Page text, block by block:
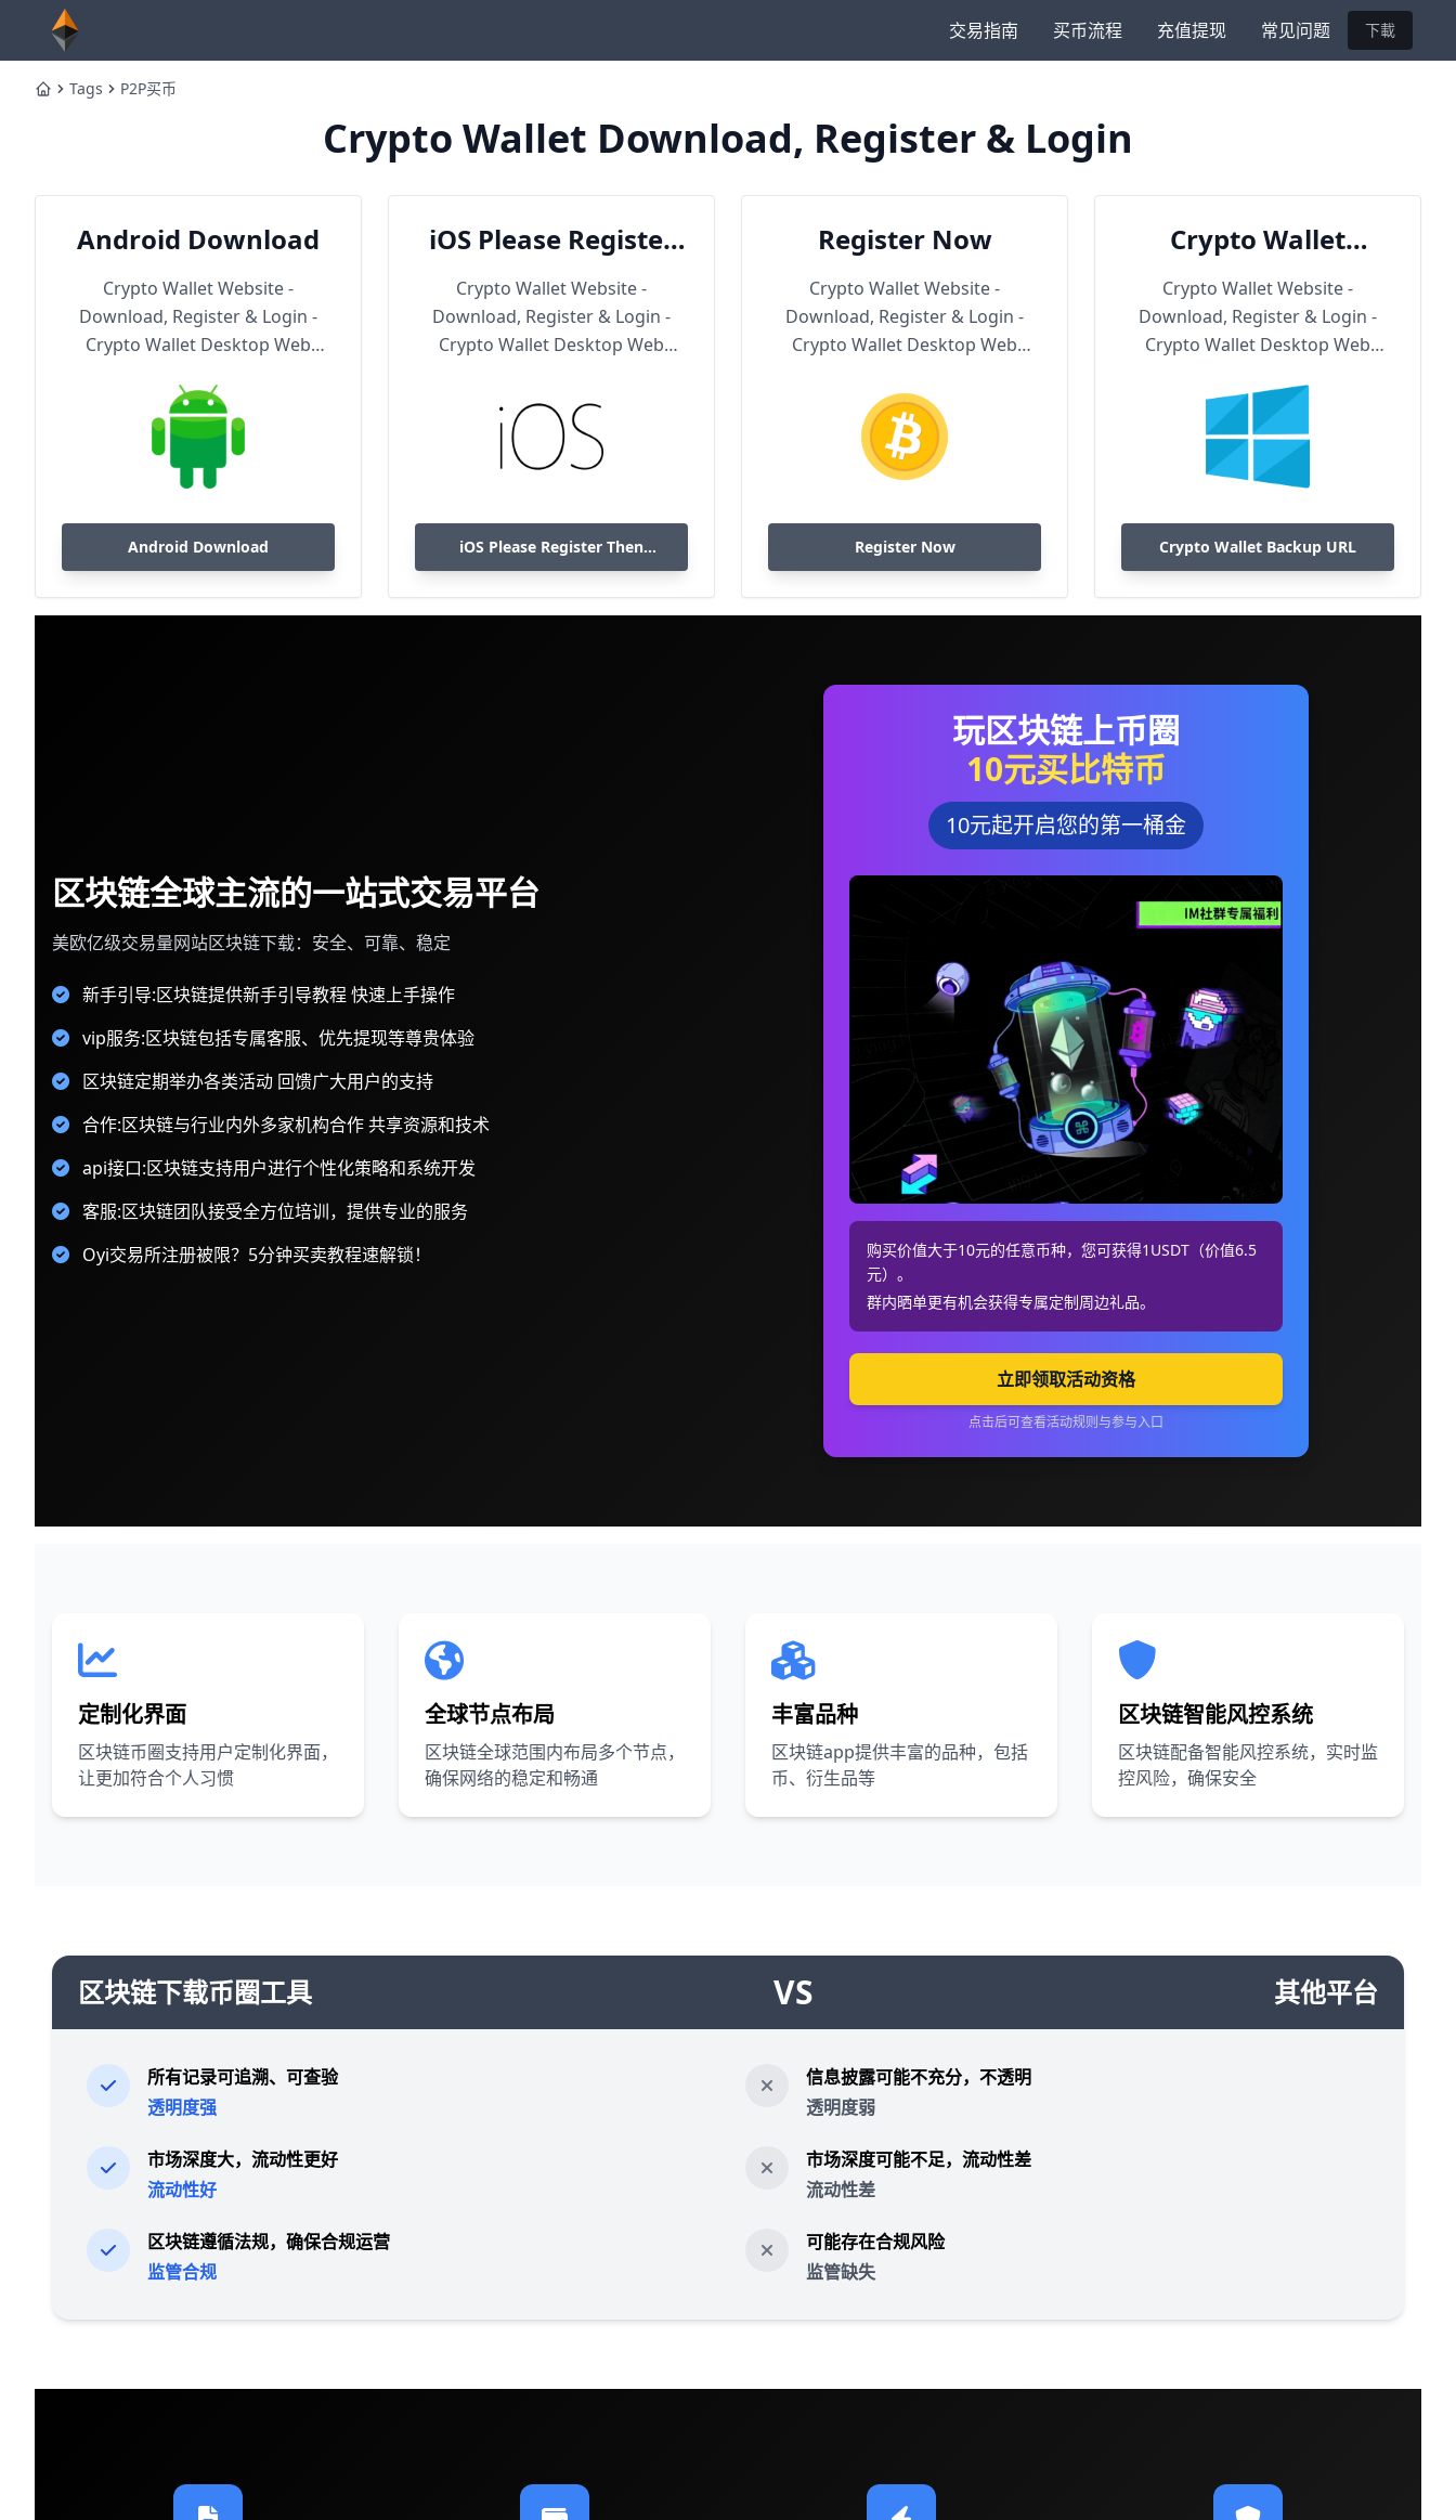
交易指南 买币流程 充值提现 常见问题 下載
HomeTags P2P买币
Crypto Wallet Download, Register & Login
Android Download
Crypto Wallet Website -
Download, Register & Login -
Crypto Wallet Desktop Web
Android Download
iOS Please Register
Then Download
Crypto Wallet Website -
Download, Register & Login -
Crypto Wallet Desktop Web
iOS Please Register Then
Download
Register Now
Crypto Wallet Website -
Download, Register & Login -
Crypto Wallet Desktop Web
Register Now
Crypto Wallet
Backup URL
Crypto Wallet Website -
Download, Register & Login -
Crypto Wallet Desktop Web
Crypto Wallet Backup URL
区块链全球主流的一站式交易平台
美欧亿级交易量网站区块链下载：安全、可靠、稳定
新手引导:区块链提供新手引导教程 快速上手操作
vip服务:区块链包括专属客服、优先提现等尊贵体验
区块链定期举办各类活动 回馈广大用户的支持
合作:区块链与行业内外多家机构合作 共享资源和技术
api接口:区块链支持用户进行个性化策略和系统开发
客服:区块链团队接受全方位培训，提供专业的服务
Oyi交易所注册被限？5分钟买卖教程速解锁！
玩区块链上币圈
10元买比特币
10元起开启您的第一桶金
购买价值大于10元的任意币种，您可获得1USDT（价值6.5
元）。
群内晒单更有机会获得专属定制周边礼品。
立即领取活动资格
点击后可查看活动规则与参与入口
定制化界面
区块链币圈支持用户定制化界面，
让更加符合个人习惯
全球节点布局
区块链全球范围内布局多个节点，
确保网络的稳定和畅通
丰富品种
区块链app提供丰富的品种，包括
币、衍生品等
区块链智能风控系统
区块链配备智能风控系统，实时监
控风险，确保安全
区块链下载币圈工具 VS 其他平台
所有记录可追溯、可查验
透明度强
市场深度大，流动性更好
流动性好
区块链遵循法规，确保合规运营
监管合规
信息披露可能不充分，不透明
透明度弱
市场深度可能不足，流动性差
流动性差
可能存在合规风险
监管缺失